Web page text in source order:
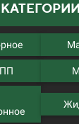
КАТЕГОРИИ